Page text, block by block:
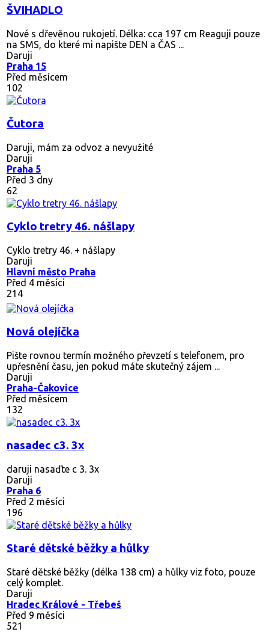
ŠVIHADLO
Nové s dřevěnou rukojetí. Délka: cca 197 cm Reaguji pouze
na SMS, do které mi napište DEN a ČAS ...
Daruji
Praha 15
Před měsícem
102
Čutora
Daruji, mám za odvoz a nevyužité
Daruji
Praha 5
Před 3 dny
62
Cyklo tretry 46. nášlapy
Cyklo tretry 46. + nášlapy
Daruji
Hlavní město Praha
Před 4 měsíci
214
Nová olejíčka
Pište rovnou termín možného převzetí s telefonem, pro
upřesnění času, jen pokud máte skutečný zájem ...
Daruji
Praha-Čakovice
Před měsícem
132
nasadec c3. 3x
daruji nasaďte c 3. 3x
Daruji
Praha 6
Před 2 měsíci
196
Staré dětské běžky a hůlky
Staré dětské běžky (délka 138 cm) a hůlky viz foto, pouze
celý komplet.
Daruji
Hradec Králové - Třebeš
Před 9 měsíci
521